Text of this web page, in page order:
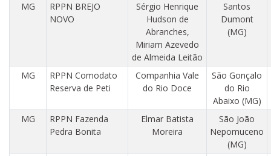
MG
RPPN BREJO
NOVO
Sérgio Henrique
Hudson de
Abranches,
Miriam Azevedo
de Almeida Leitão
Santos
Dumont
(MG)
MG
RPPN Comodato
Reserva de Peti
Companhia Vale
do Rio Doce
São Gonçalo
do Rio
Abaixo (MG)
MG
RPPN Fazenda
Pedra Bonita
Elmar Batista
Moreira
São João
Nepomuceno
(MG)